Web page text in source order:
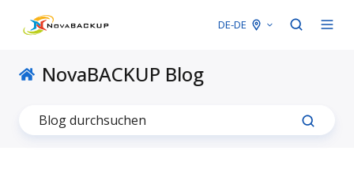
DE-DE
NovaBACKUP Blog